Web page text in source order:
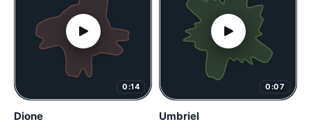
0:14
Dione
0:07
Umbriel